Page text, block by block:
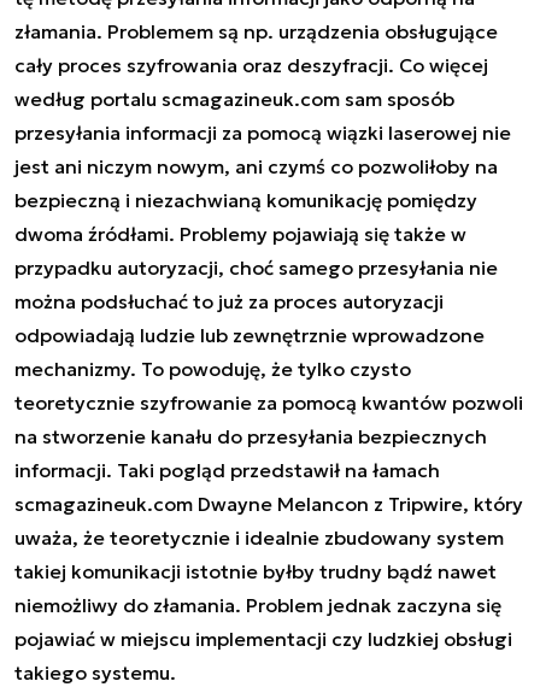
złamania. Problemem są np. urządzenia obsługujące
cały proces szyfrowania oraz deszyfracji. Co więcej
według portalu scmagazineuk.com sam sposób
przesyłania informacji za pomocą wiązki laserowej nie
jest ani niczym nowym, ani czymś co pozwoliłoby na
bezpieczną i niezachwianą komunikację pomiędzy
dwoma źródłami. Problemy pojawiają się także w
przypadku autoryzacji, choć samego przesyłania nie
można podsłuchać to już za proces autoryzacji
odpowiadają ludzie lub zewnętrznie wprowadzone
mechanizmy. To powoduję, że tylko czysto
teoretycznie szyfrowanie za pomocą kwantów pozwoli
na stworzenie kanału do przesyłania bezpiecznych
informacji. Taki pogląd przedstawił na łamach
scmagazineuk.com Dwayne Melancon z Tripwire, który
uważa, że teoretycznie i idealnie zbudowany system
takiej komunikacji istotnie byłby trudny bądź nawet
niemożliwy do złamania. Problem jednak zaczyna się
pojawiać w miejscu implementacji czy ludzkiej obsługi
takiego systemu.